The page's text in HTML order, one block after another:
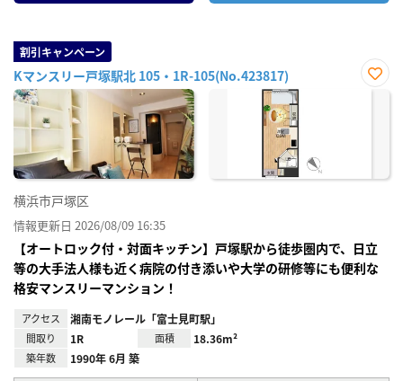
割引キャンペーン
Kマンスリー戸塚駅北 105・1R-105(No.423817)
お気
横浜市戸塚区
情報更新日 2026/08/09 16:35
【オートロック付・対面キッチン】戸塚駅から徒歩圏内で、日立
等の大手法人様も近く病院の付き添いや大学の研修等にも便利な
格安マンスリーマンション！
アクセス 湘南モノレール「富士見町駅」
間取り 1R 面積 18.36m²
築年数 1990年 6月 築